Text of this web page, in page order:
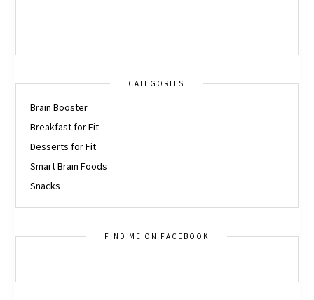
CATEGORIES
Brain Booster
Breakfast for Fit
Desserts for Fit
Smart Brain Foods
Snacks
FIND ME ON FACEBOOK